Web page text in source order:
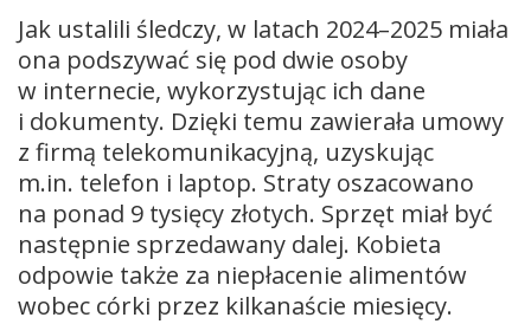
Jak ustalili śledczy, w latach 2024–2025 miała
ona podszywać się pod dwie osoby
w internecie, wykorzystując ich dane
i dokumenty. Dzięki temu zawierała umowy
z firmą telekomunikacyjną, uzyskując
m.in. telefon i laptop. Straty oszacowano
na ponad 9 tysięcy złotych. Sprzęt miał być
następnie sprzedawany dalej. Kobieta
odpowie także za niepłacenie alimentów
wobec córki przez kilkanaście miesięcy.